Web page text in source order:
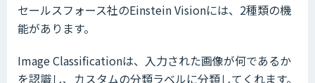
セールスフォース社のEinstein Visionには、2種類の機
能があります。
Image Classificationは、入力された画像が何であるか
を認識し、カスタムの分類ラベルに分類してくれます。